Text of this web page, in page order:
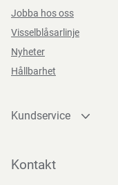
Jobba hos oss
Visselblåsarlinje
Nyheter
Hållbarhet
Kundservice
Bli kund
Kontakt